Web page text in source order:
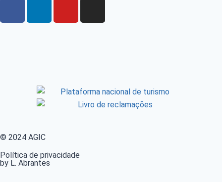
© 2024 AGIC
Política de privacidade
by L. Abrantes